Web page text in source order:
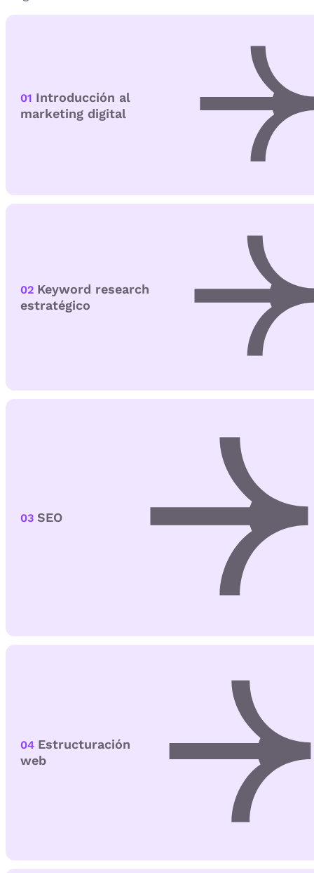
01 Introducción al
marketing digital
02 Keyword research
estratégico
03 SEO
04 Estructuración
web